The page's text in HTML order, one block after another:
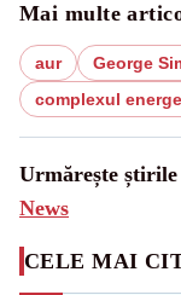
Mai multe
aur George
complexul
Urmărește știrile
News
CELE MAI